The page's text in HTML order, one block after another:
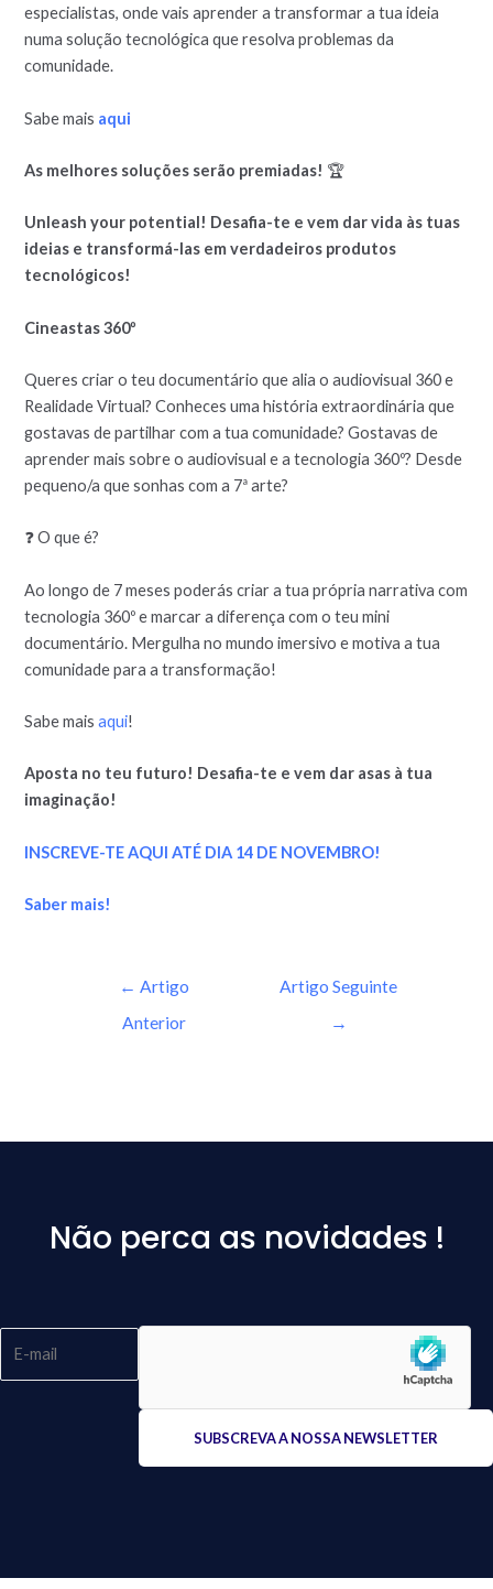
especialistas, onde vais aprender a transformar a tua ideia
numa solução tecnológica que resolva problemas da
comunidade.
Sabe mais aqui
As melhores soluções serão premiadas! 🏆
Unleash your potential! Desafia-te e vem dar vida às tuas
ideias e transformá-las em verdadeiros produtos
tecnológicos!
Cineastas 360º
Queres criar o teu documentário que alia o audiovisual 360 e
Realidade Virtual? Conheces uma história extraordinária que
gostavas de partilhar com a tua comunidade? Gostavas de
aprender mais sobre o audiovisual e a tecnologia 360º? Desde
pequeno/a que sonhas com a 7ª arte?
❓ O que é?
Ao longo de 7 meses poderás criar a tua própria narrativa com
tecnologia 360º e marcar a diferença com o teu mini
documentário. Mergulha no mundo imersivo e motiva a tua
comunidade para a transformação!
Sabe maisaqui!
Aposta no teu futuro! Desafia-te e vem dar asas à tua
imaginação!
INSCREVE-TE AQUI ATÉ DIA 14 DE NOVEMBRO!
Saber mais!
← Artigo
Anterior
Artigo Seguinte
→
Não perca as novidades !